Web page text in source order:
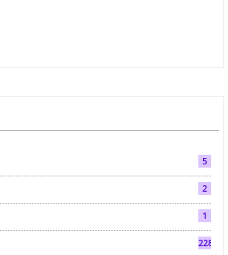
5
2
1
2286